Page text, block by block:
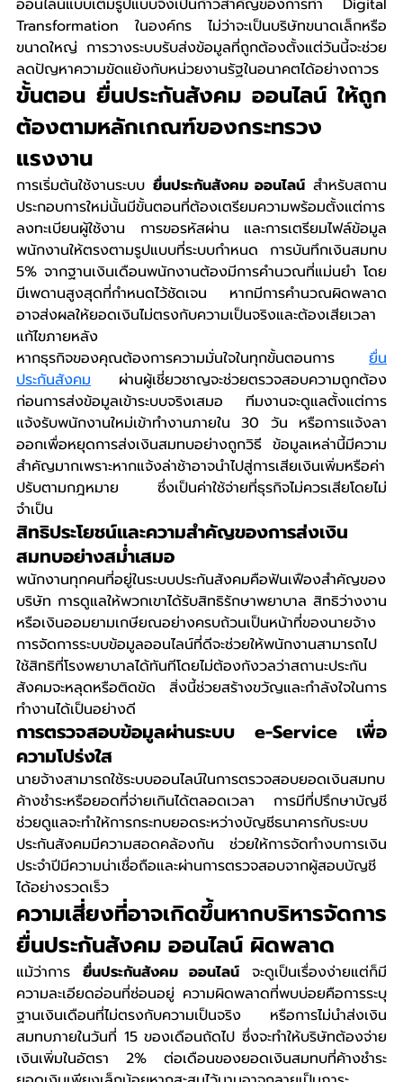
Transformation ในองค์กร ไม่ว่าจะเป็นบริษัทขนาดเล็กหรือ
ขนาดใหญ่ การวางระบบรับส่งข้อมูลที่ถูกต้องตั้งแต่วันนี้จะช่วย
ลดปัญหาความขัดแย้งกับหน่วยงานรัฐในอนาคตได้อย่างถาวร
ขั้นตอน ยื่นประกันสังคม ออนไลน์ ให้ถูก
ต้องตามหลักเกณฑ์ของกระทรวง
แรงงาน
การเริ่มต้นใช้งานระบบ ยื่นประกันสังคม ออนไลน์ สำหรับสถาน
ประกอบการใหม่นั้นมีขั้นตอนที่ต้องเตรียมความพร้อมตั้งแต่การ
ลงทะเบียนผู้ใช้งาน การขอรหัสผ่าน และการเตรียมไฟล์ข้อมูล
พนักงานให้ตรงตามรูปแบบที่ระบบกำหนด การบันทึกเงินสมทบ
5% จากฐานเงินเดือนพนักงานต้องมีการคำนวณที่แม่นยำ โดย
มีเพดานสูงสุดที่กำหนดไว้ชัดเจน หากมีการคำนวณผิดพลาด
อาจส่งผลให้ยอดเงินไม่ตรงกับความเป็นจริงและต้องเสียเวลา
แก้ไขภายหลัง
หากธุรกิจของคุณต้องการความมั่นใจในทุกขั้นตอนการ ยื่น
ประกันสังคม ผ่านผู้เชี่ยวชาญจะช่วยตรวจสอบความถูกต้อง
ก่อนการส่งข้อมูลเข้าระบบจริงเสมอ ทีมงานจะดูแลตั้งแต่การ
แจ้งรับพนักงานใหม่เข้าทำงานภายใน 30 วัน หรือการแจ้งลา
ออกเพื่อหยุดการส่งเงินสมทบอย่างถูกวิธี ข้อมูลเหล่านี้มีความ
สำคัญมากเพราะหากแจ้งล่าช้าอาจนำไปสู่การเสียเงินเพิ่มหรือค่า
ปรับตามกฎหมาย ซึ่งเป็นค่าใช้จ่ายที่ธุรกิจไม่ควรเสียโดยไม่
จำเป็น
สิทธิประโยชน์และความสำคัญของการส่งเงิน
สมทบอย่างสม่ำเสมอ
พนักงานทุกคนที่อยู่ในระบบประกันสังคมคือฟันเฟืองสำคัญของ
บริษัท การดูแลให้พวกเขาได้รับสิทธิรักษาพยาบาล สิทธิว่างงาน
หรือเงินออมยามเกษียณอย่างครบถ้วนเป็นหน้าที่ของนายจ้าง
การจัดการระบบข้อมูลออนไลน์ที่ดีจะช่วยให้พนักงานสามารถไป
ใช้สิทธิที่โรงพยาบาลได้ทันทีโดยไม่ต้องกังวลว่าสถานะประกัน
สังคมจะหลุดหรือติดขัด สิ่งนี้ช่วยสร้างขวัญและกำลังใจในการ
ทำงานได้เป็นอย่างดี
การตรวจสอบข้อมูลผ่านระบบ e-Service เพื่อ
ความโปร่งใส
นายจ้างสามารถใช้ระบบออนไลน์ในการตรวจสอบยอดเงินสมทบ
ค้างชำระหรือยอดที่จ่ายเกินได้ตลอดเวลา การมีที่ปรึกษาบัญชี
ช่วยดูแลจะทำให้การกระทบยอดระหว่างบัญชีธนาคารกับระบบ
ประกันสังคมมีความสอดคล้องกัน ช่วยให้การจัดทำงบการเงิน
ประจำปีมีความน่าเชื่อถือและผ่านการตรวจสอบจากผู้สอบบัญชี
ได้อย่างรวดเร็ว
ความเสี่ยงที่อาจเกิดขึ้นหากบริหารจัดการ
ยื่นประกันสังคม ออนไลน์ ผิดพลาด
แม้ว่าการ ยื่นประกันสังคม ออนไลน์ จะดูเป็นเรื่องง่ายแต่ก็มี
ความละเอียดอ่อนที่ซ่อนอยู่ ความผิดพลาดที่พบบ่อยคือการระบุ
ฐานเงินเดือนที่ไม่ตรงกับความเป็นจริง หรือการไม่นำส่งเงิน
สมทบภายในวันที่ 15 ของเดือนถัดไป ซึ่งจะทำให้บริษัทต้องจ่าย
เงินเพิ่มในอัตรา 2% ต่อเดือนของยอดเงินสมทบที่ค้างชำระ